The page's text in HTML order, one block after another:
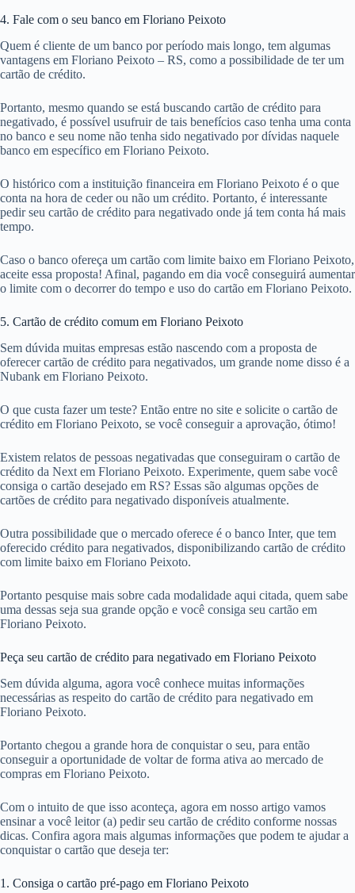
4. Fale com o seu banco em Floriano Peixoto
Quem é cliente de um banco por período mais longo, tem algumas
vantagens em Floriano Peixoto – RS, como a possibilidade de ter um
cartão de crédito.
Portanto, mesmo quando se está buscando cartão de crédito para
negativado, é possível usufruir de tais benefícios caso tenha uma conta
no banco e seu nome não tenha sido negativado por dívidas naquele
banco em específico em Floriano Peixoto.
O histórico com a instituição financeira em Floriano Peixoto é o que
conta na hora de ceder ou não um crédito. Portanto, é interessante
pedir seu cartão de crédito para negativado onde já tem conta há mais
tempo.
Caso o banco ofereça um cartão com limite baixo em Floriano Peixoto,
aceite essa proposta! Afinal, pagando em dia você conseguirá aumentar
o limite com o decorrer do tempo e uso do cartão em Floriano Peixoto.
5. Cartão de crédito comum em Floriano Peixoto
Sem dúvida muitas empresas estão nascendo com a proposta de
oferecer cartão de crédito para negativados, um grande nome disso é a
Nubank em Floriano Peixoto.
O que custa fazer um teste? Então entre no site e solicite o cartão de
crédito em Floriano Peixoto, se você conseguir a aprovação, ótimo!
Existem relatos de pessoas negativadas que conseguiram o cartão de
crédito da Next em Floriano Peixoto. Experimente, quem sabe você
consiga o cartão desejado em RS? Essas são algumas opções de
cartões de crédito para negativado disponíveis atualmente.
Outra possibilidade que o mercado oferece é o banco Inter, que tem
oferecido crédito para negativados, disponibilizando cartão de crédito
com limite baixo em Floriano Peixoto.
Portanto pesquise mais sobre cada modalidade aqui citada, quem sabe
uma dessas seja sua grande opção e você consiga seu cartão em
Floriano Peixoto.
Peça seu cartão de crédito para negativado em Floriano Peixoto
Sem dúvida alguma, agora você conhece muitas informações
necessárias as respeito do cartão de crédito para negativado em
Floriano Peixoto.
Portanto chegou a grande hora de conquistar o seu, para então
conseguir a oportunidade de voltar de forma ativa ao mercado de
compras em Floriano Peixoto.
Com o intuito de que isso aconteça, agora em nosso artigo vamos
ensinar a você leitor (a) pedir seu cartão de crédito conforme nossas
dicas. Confira agora mais algumas informações que podem te ajudar a
conquistar o cartão que deseja ter:
1. Consiga o cartão pré-pago em Floriano Peixoto